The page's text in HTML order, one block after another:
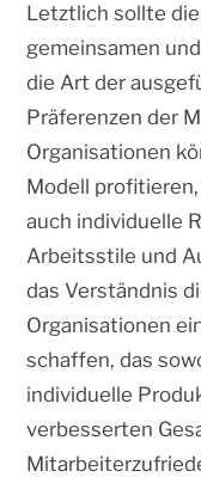
Letztlich sollte
gemeinsamen
die Art der
Präferenzen der
Organisationen
Modell
auch individuelle
Arbeitsstile und
das Verständnis
Organisationen
schaffen, das
individuelle
verbesserten